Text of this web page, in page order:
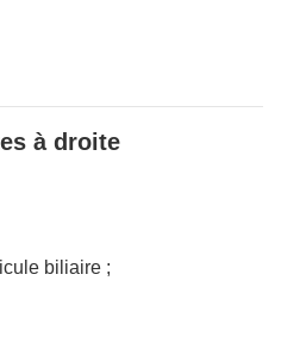
à droite
biliaire ;